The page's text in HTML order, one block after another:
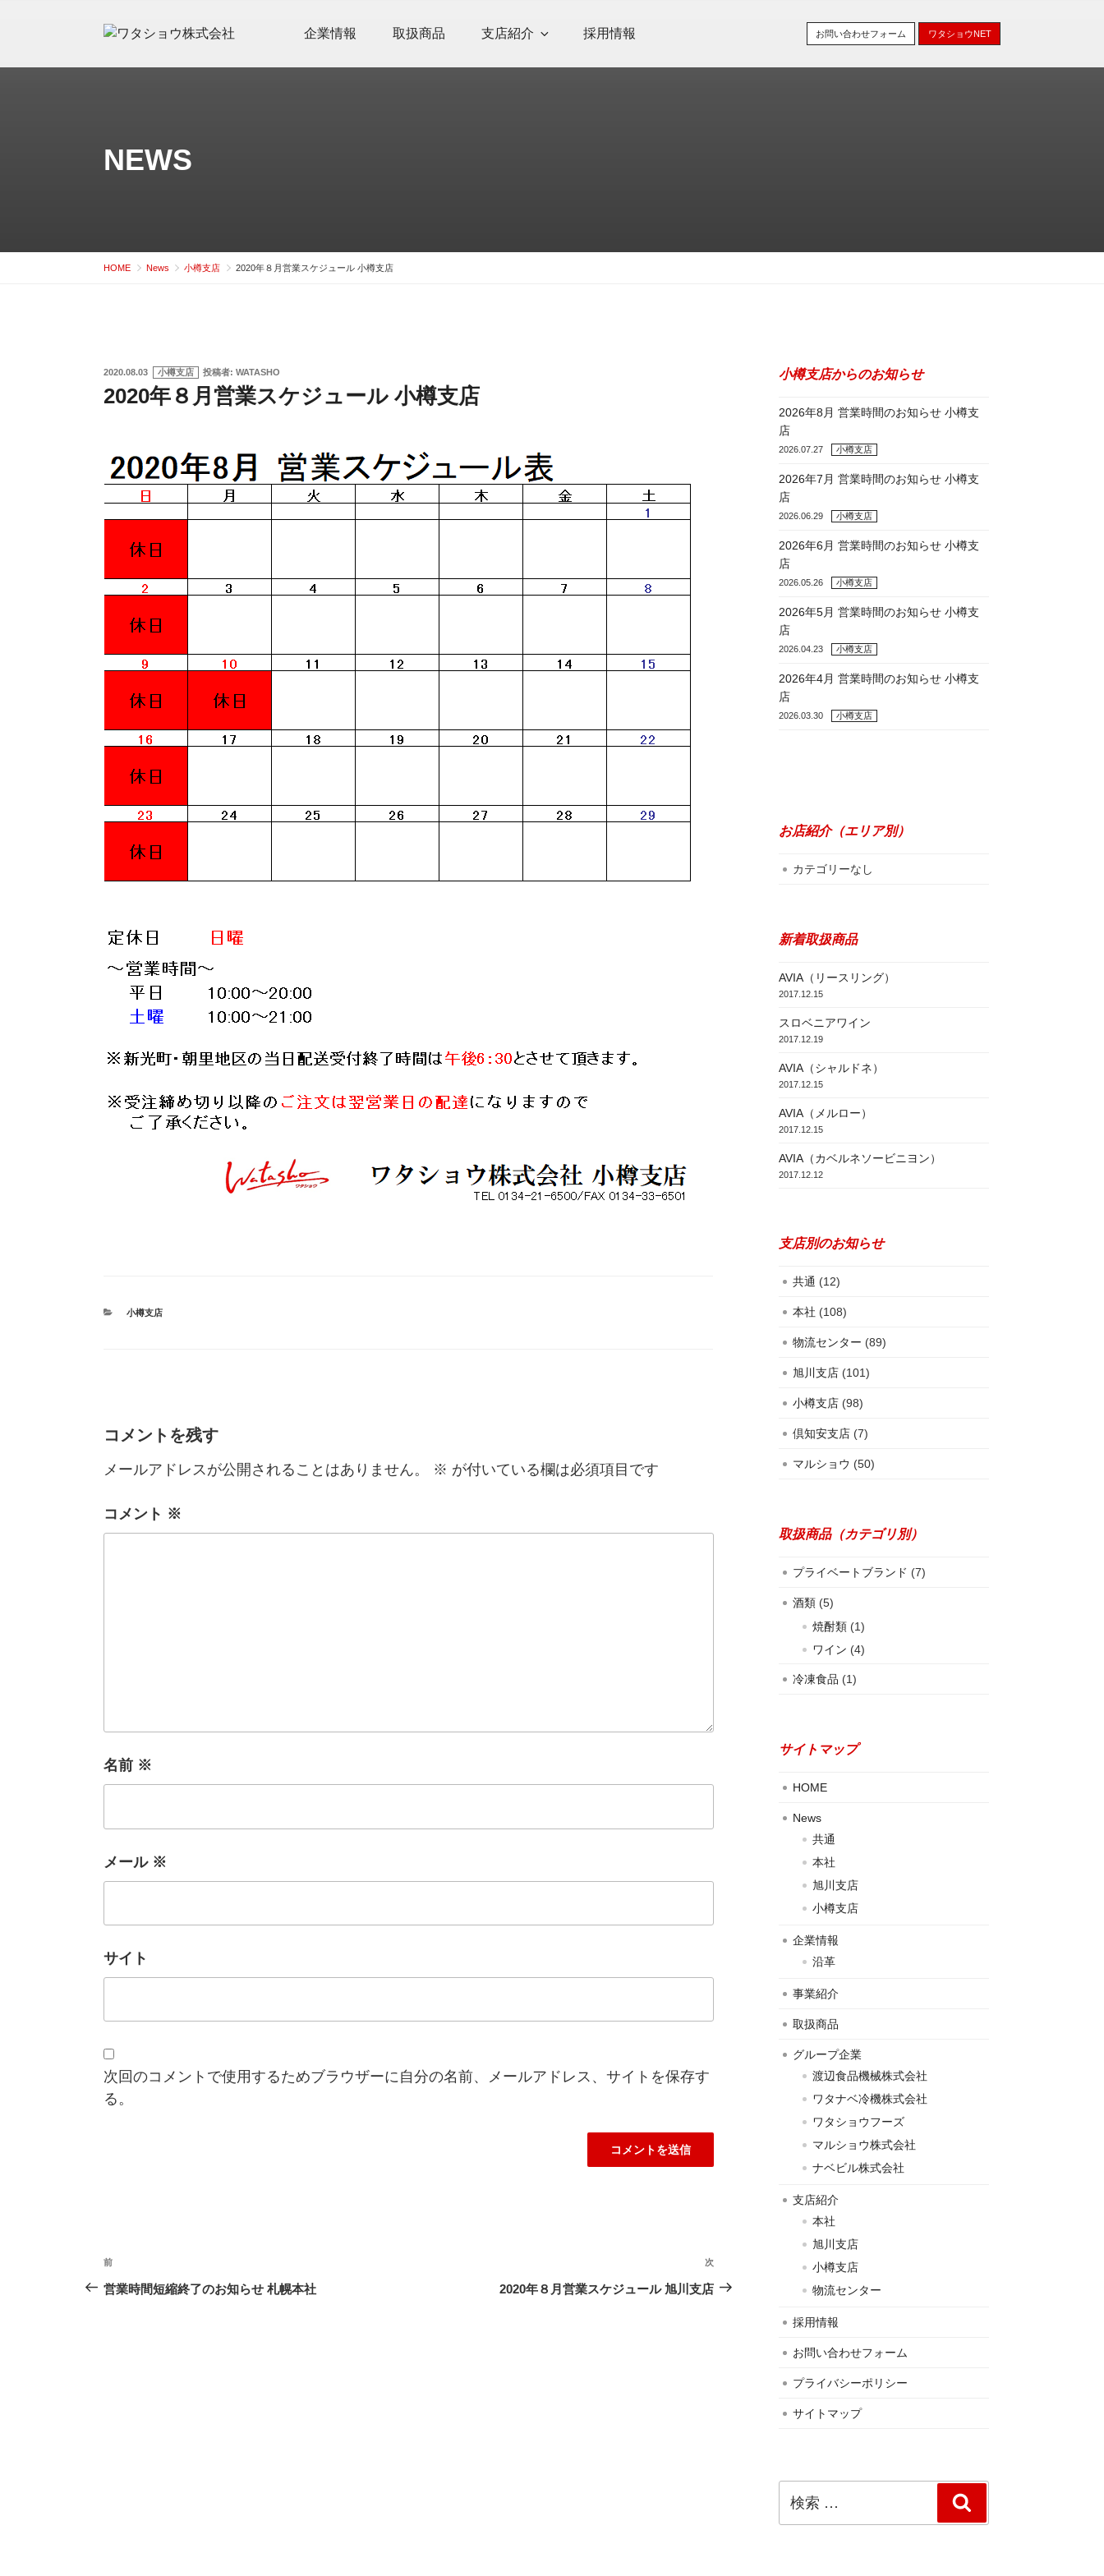
NEWS
企業情報 取扱商品 支店紹介 採用情報 お問い合わせフォーム ワタショウNET
HOME News 小樽支店 2020年８月営業スケジュール 小樽支店
投
日:
2020.08.03 小樽支店 投稿者: WATASHO
2020年８月営業スケジュール 小樽支店
カ
小樽支店
コメントを残す
メールアドレスが公開されることはありません。 ※ が付いている欄は必須項目です
コメント ※
名前 ※
メール ※
サイト
次回のコメントで使用するためブラウザーに自分の名前、メールアドレス、サイトを保存す
る。
投
ナ
過
去
前
営業時間短縮終了のお知らせ 札幌本社
次
の
次
2020年８月営業スケジュール 旭川支店
小樽支店からのお知らせ
2026年8月 営業時間のお知らせ 小樽支
店
2026.07.27 小樽支店
2026年7月 営業時間のお知らせ 小樽支
店
2026.06.29 小樽支店
2026年6月 営業時間のお知らせ 小樽支
店
2026.05.26 小樽支店
2026年5月 営業時間のお知らせ 小樽支
店
2026.04.23 小樽支店
2026年4月 営業時間のお知らせ 小樽支
店
2026.03.30 小樽支店
お店紹介（エリア別）
カテゴリーなし
新着取扱商品
AVIA（リースリング）
2017.12.15
スロベニアワイン
2017.12.19
AVIA（シャルドネ）
2017.12.15
AVIA（メルロー）
2017.12.15
AVIA（カベルネソービニヨン）
2017.12.12
支店別のお知らせ
共通 (12)
本社 (108)
物流センター (89)
旭川支店 (101)
小樽支店 (98)
倶知安支店 (7)
マルショウ (50)
取扱商品（カテゴリ別）
プライベートブランド (7)
酒類 (5)
焼酎類 (1)
ワイン (4)
冷凍食品 (1)
サイトマップ
HOME
News
共通
本社
旭川支店
小樽支店
企業情報
沿革
事業紹介
取扱商品
グループ企業
渡辺食品機械株式会社
ワタナベ冷機株式会社
ワタショウフーズ
マルショウ株式会社
ナベビル株式会社
支店紹介
本社
旭川支店
小樽支店
物流センター
採用情報
お問い合わせフォーム
プライバシーポリシー
サイトマップ
索:
索